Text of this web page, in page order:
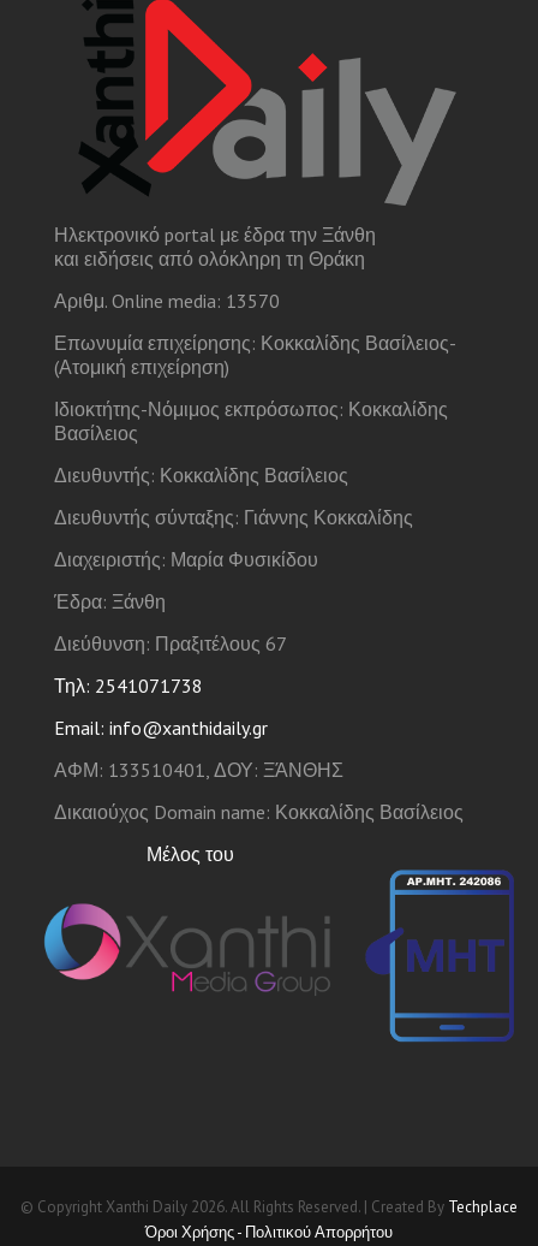
Ηλεκτρονικό portal με έδρα την Ξάνθη
και ειδήσεις από ολόκληρη τη Θράκη
Αριθμ. Online media: 13570
Επωνυμία επιχείρησης: Κοκκαλίδης Βασίλειος-
(Ατομική επιχείρηση)
Ιδιοκτήτης-Νόμιμος εκπρόσωπος: Κοκκαλίδης
Βασίλειος
Διευθυντής: Κοκκαλίδης Βασίλειος
Διευθυντής σύνταξης: Γιάννης Κοκκαλίδης
Διαχειριστής: Μαρία Φυσικίδου
Έδρα: Ξάνθη
Διεύθυνση: Πραξιτέλους 67
Τηλ: 2541071738
Email: info@xanthidaily.gr
ΑΦΜ: 133510401, ΔΟΥ: ΞΆΝΘΗΣ
Δικαιούχος Domain name: Κοκκαλίδης Βασίλειος
Μέλος του
© Copyright Xanthi Daily 2026. All Rights Reserved. | Created By Techplace
Όροι Χρήσης - Πολιτικού Απορρήτου